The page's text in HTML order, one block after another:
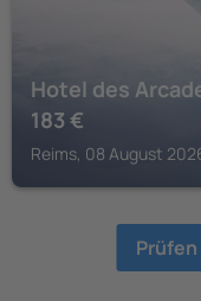
Hotel des
183 €
Reims, 08 August